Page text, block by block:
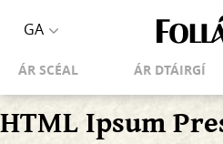
GA
language
selector
ÁR SCÉAL ÁR DTÁIRGÍ
HTML Ipsum